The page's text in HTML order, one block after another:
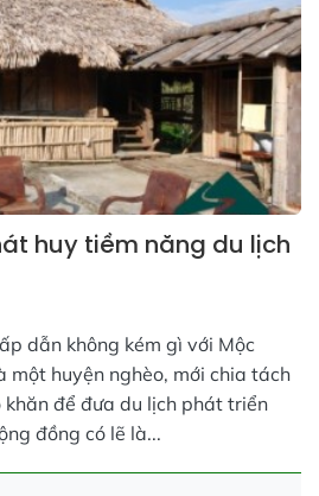
huy tiềm năng du lịch
dẫn không kém gì với Mộc
một huyện nghèo, mới chia tách
khăn để đưa du lịch phát triển
đồng có lẽ là...